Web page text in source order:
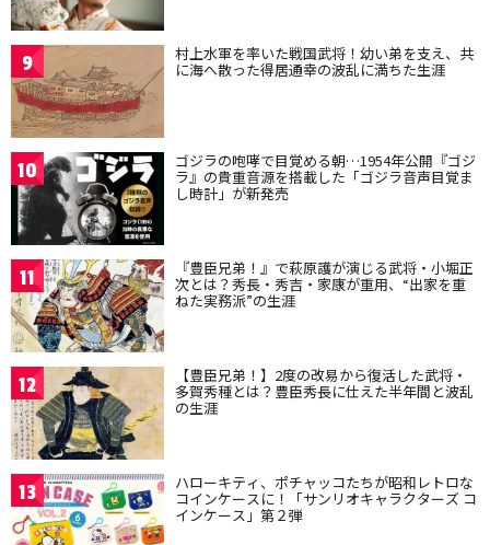
9 村上水軍を率いた戦国武将！幼い弟を支え、共
に海へ散った得居通幸の波乱に満ちた生涯
10 ゴジラの咆哮で目覚める朝…1954年公開『ゴジ
ラ』の貴重音源を搭載した「ゴジラ音声目覚ま
し時計」が新発売
11 『豊臣兄弟！』で萩原護が演じる武将・小堀正
次とは？秀長・秀吉・家康が重用、“出家を重
ねた実務派”の生涯
12 【豊臣兄弟！】2度の改易から復活した武将・
多賀秀種とは？豊臣秀長に仕えた半年間と波乱
の生涯
13 ハローキティ、ポチャッコたちが昭和レトロな
コインケースに！「サンリオキャラクターズ コ
インケース」第２弾